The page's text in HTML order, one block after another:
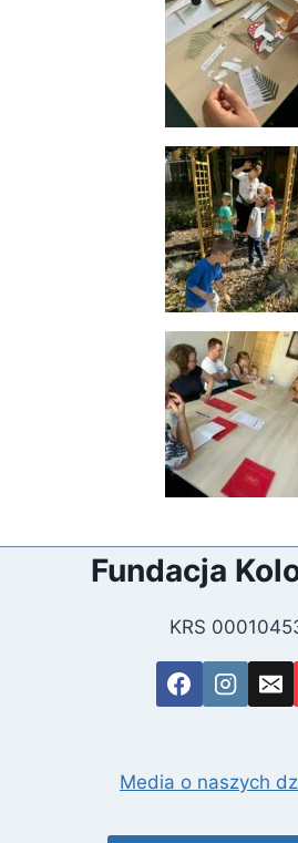
Fundacja
KRS
Media o naszych